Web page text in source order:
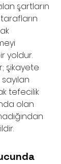
şartların
yoldur.
şikayete
tefecilik
olan